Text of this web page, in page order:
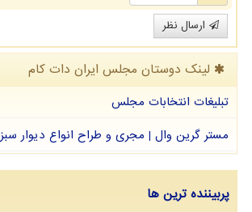
ارسال نظر
لینک دوستان مجلس ایران دات كام
تبلیغات انتخابات مجلس
مستر گرین وال | مجری و طراح انواع دیوار سبز
پربیننده ترین ها